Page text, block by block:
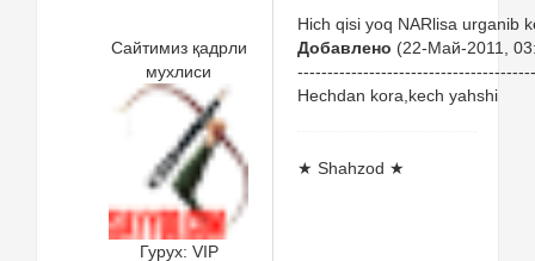
Сайтимиз қадрли
мухлиси
Гурух: VIP
Hich qisi yoq NARlisa urganib
Добавлено (22-Май-2011,
Hechdan kora,kech yahshi
★ Shahzod ★